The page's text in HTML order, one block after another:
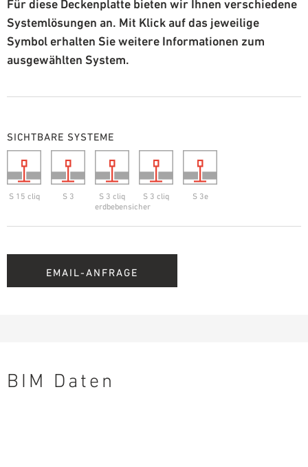
Für diese Deckenplatte bieten wir Ihnen verschiedene
Systemlösungen an. Mit Klick auf das jeweilige
Symbol erhalten Sie weitere Informationen zum
ausgewählten System.
SICHTBARE SYSTEME
S 15 cliq S 3
S 3 cliq
erdbebensicher
S 3 cliq S 3e
EMAIL-ANFRAGE
BIM Daten